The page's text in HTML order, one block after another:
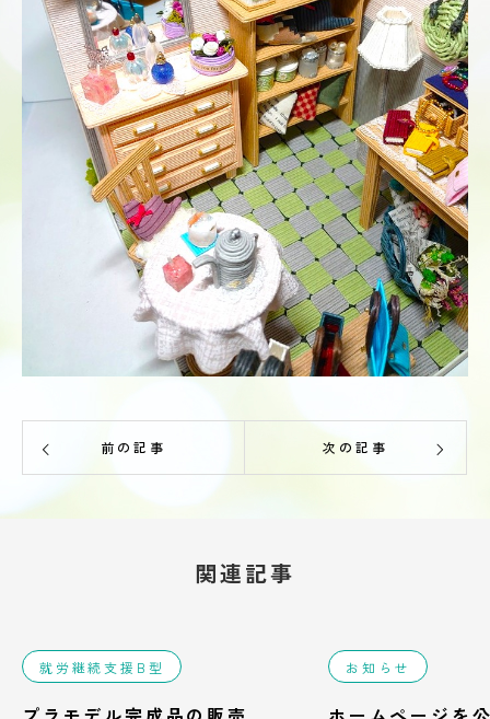
前の記事 次の記事
関連記事
就労継続支援B型 お知らせ